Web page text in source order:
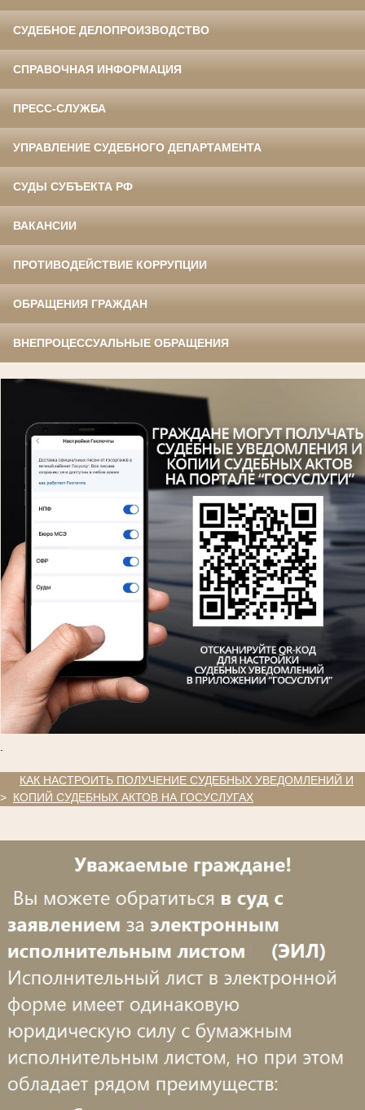
СУДЕБНОЕ ДЕЛОПРОИЗВОДСТВО
СПРАВОЧНАЯ ИНФОРМАЦИЯ
ПРЕСС-СЛУЖБА
УПРАВЛЕНИЕ СУДЕБНОГО ДЕПАРТАМЕНТА
СУДЫ СУБЪЕКТА РФ
ВАКАНСИИ
ПРОТИВОДЕЙСТВИЕ КОРРУПЦИИ
ОБРАЩЕНИЯ ГРАЖДАН
ВНЕПРОЦЕССУАЛЬНЫЕ ОБРАЩЕНИЯ
>
КАК НАСТРОИТЬ ПОЛУЧЕНИЕ СУДЕБНЫХ УВЕДОМЛЕНИЙ И
КОПИЙ СУДЕБНЫХ АКТОВ НА ГОСУСЛУГАХ